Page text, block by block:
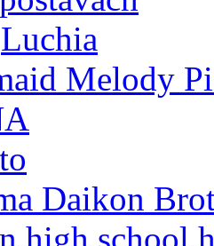
Luchia
Melody
Daikon
high school